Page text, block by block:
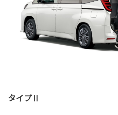
タイプⅡ